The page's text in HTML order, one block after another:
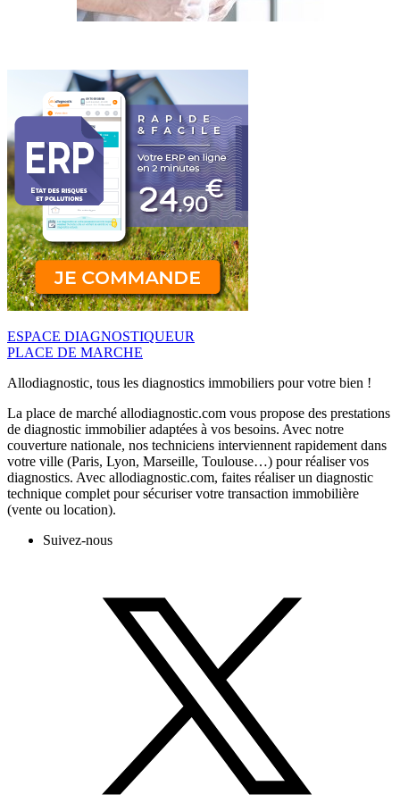
ESPACE DIAGNOSTIQUEUR
PLACE DE MARCHE
Allodiagnostic, tous les diagnostics immobiliers pour votre bien !
La place de marché allodiagnostic.com vous propose des prestations
de diagnostic immobilier adaptées à vos besoins. Avec notre
couverture nationale, nos techniciens interviennent rapidement dans
votre ville (Paris, Lyon, Marseille, Toulouse…) pour réaliser vos
diagnostics. Avec allodiagnostic.com, faites réaliser un diagnostic
technique complet pour sécuriser votre transaction immobilière
(vente ou location).
Suivez-nous